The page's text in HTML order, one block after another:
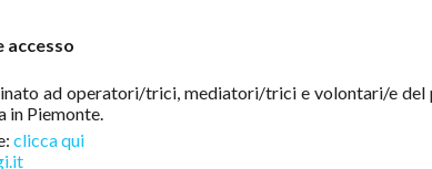
accesso
ad operatori/trici, mediatori/trici e volontari/e
in Piemonte.
clicca qui